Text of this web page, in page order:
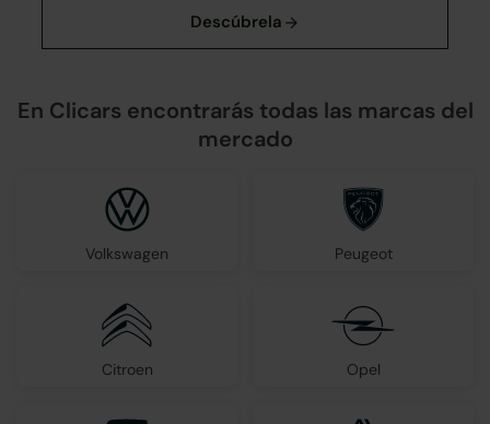
En Clicars encontrarás todas las marcas del
mercado
Volkswagen Peugeot
Citroen Opel